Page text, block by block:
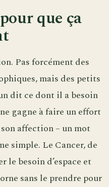
que ça
Pas forcément des
mais des petits
dit ce dont il a besoin
gagne à faire un effort
affection – un mot
simple. Le Cancer, de
le besoin d’espace et
sans le prendre pour